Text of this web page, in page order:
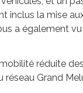
la mise
a également
réduite
réseau Grand